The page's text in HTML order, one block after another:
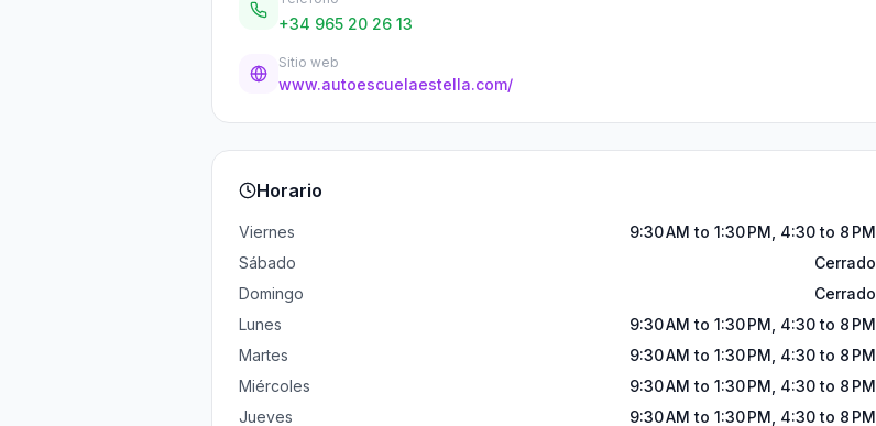
+34 965 20 26 13
Sitio web
www.autoescuelaestella.com/
Horario
Viernes
9:30 AM to 1:30 PM, 4:30 to 8 PM
Sábado
Cerrado
Domingo
Cerrado
Lunes
9:30 AM to 1:30 PM, 4:30 to 8 PM
Martes
9:30 AM to 1:30 PM, 4:30 to 8 PM
Miércoles
9:30 AM to 1:30 PM, 4:30 to 8 PM
Jueves
9:30 AM to 1:30 PM, 4:30 to 8 PM